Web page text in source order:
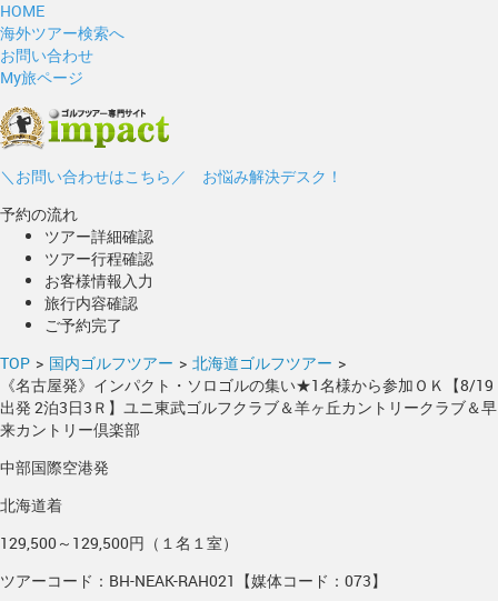
HOME
海外ツアー検索へ
お問い合わせ
My旅ページ
＼お問い合わせはこちら／ お悩み解決デスク！
予約の流れ
ツアー詳細確認
ツアー行程確認
お客様情報入力
旅行内容確認
ご予約完了
TOP > 国内ゴルフツアー > 北海道ゴルフツアー >
《名古屋発》インパクト・ソロゴルの集い★1名様から参加ＯＫ【8/19
出発 2泊3日3Ｒ】ユニ東武ゴルフクラブ＆羊ヶ丘カントリークラブ＆早
来カントリー倶楽部
中部国際空港発
北海道着
129,500～129,500円（１名１室）
ツアーコード：BH-NEAK-RAH021【媒体コード：073】